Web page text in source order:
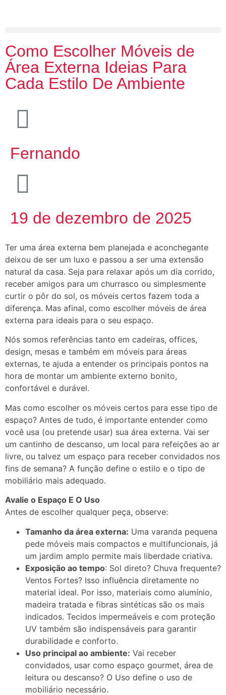
Como Escolher Móveis de
Área Externa Ideias Para
Cada Estilo De Ambiente
Fernando
19 de dezembro de 2025
Ter uma área externa bem planejada e aconchegante
deixou de ser um luxo e passou a ser uma extensão
natural da casa. Seja para relaxar após um dia corrido,
receber amigos para um churrasco ou simplesmente
curtir o pôr do sol, os móveis certos fazem toda a
diferença. Mas afinal, como escolher móveis de área
externa para ideais para o seu espaço.
Nós somos referências tanto em cadeiras, offices,
design, mesas e também em móveis para áreas
externas, te ajuda a entender os principais pontos na
hora de montar um ambiente externo bonito,
confortável e durável.
Mas como escolher os móveis certos para esse tipo de
espaço? Antes de tudo, é importante entender como
você usa (ou pretende usar) sua área externa. Vai ser
um cantinho de descanso, um local para refeições ao ar
livre, ou talvez um espaço para receber convidados nos
fins de semana? A função define o estilo e o tipo de
mobiliário mais adequado.
Avalie o Espaço E O Uso
Antes de escolher qualquer peça, observe:
Tamanho da área externa: Uma varanda pequena
pede móveis mais compactos e multifuncionais, já
um jardim amplo permite mais liberdade criativa.
Exposição ao tempo: Sol direto? Chuva frequente?
Ventos Fortes? Isso influência diretamente no
material ideal. Por isso, materiais como alumínio,
madeira tratada e fibras sintéticas são os mais
indicados. Tecidos impermeáveis e com proteção
UV também são indispensáveis para garantir
durabilidade e conforto.
Uso principal ao ambiente: Vai receber
convidados, usar como espaço gourmet, área de
leitura ou descanso? O Uso define o uso de
mobiliário necessário.